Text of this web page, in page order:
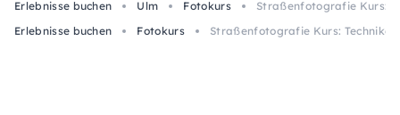
Erlebnisse buchen Ulm Fotokurs
Straßenfotografie Kurs:
Erlebnisse buchen
Fotokurs Straßenfotografie Kurs: